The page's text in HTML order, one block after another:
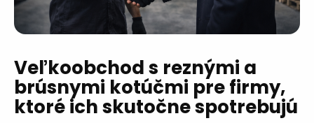
Veľkoobchod s reznými a
brúsnymi kotúčmi pre firmy,
ktoré ich skutočne spotrebujú